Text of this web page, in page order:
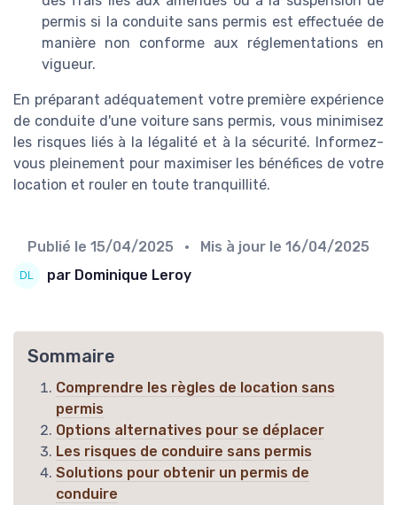
permis si la conduite sans permis est effectuée de
manière non conforme aux réglementations en
vigueur.
En préparant adéquatement votre première expérience
de conduite d'une voiture sans permis, vous minimisez
les risques liés à la légalité et à la sécurité. Informez-
vous pleinement pour maximiser les bénéfices de votre
location et rouler en toute tranquillité.
Publié le 15/04/2025 • Mis à jour le 16/04/2025
par Dominique Leroy
Sommaire
Comprendre les règles de location sans
permis
Options alternatives pour se déplacer
Les risques de conduire sans permis
Solutions pour obtenir un permis de
conduire